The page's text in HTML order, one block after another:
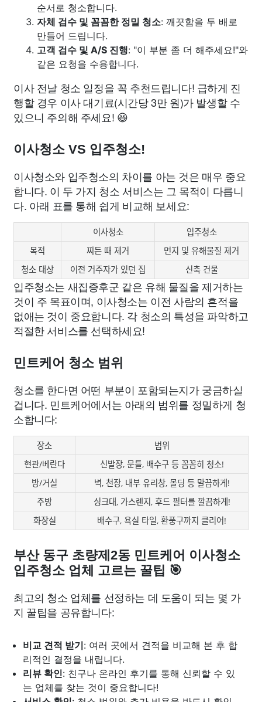
순서로 청소합니다.
자체 검수 및 꼼꼼한 정밀 청소: 깨끗함을 두 배로
만들어 드립니다.
고객 검수 및 A/S 진행: "이 부분 좀 더 해주세요!"와
같은 요청을 수용합니다.
이사 전날 청소 일정을 꼭 추천드립니다! 급하게 진
행할 경우 이사 대기료(시간당 3만 원)가 발생할 수
있으니 주의해 주세요! 😆
이사청소 VS 입주청소!
이사청소와 입주청소의 차이를 아는 것은 매우 중요
합니다. 이 두 가지 청소 서비스는 그 목적이 다릅니
다. 아래 표를 통해 쉽게 비교해 보세요:
이사청소
입주청소
목적
찌든 때 제거
먼지 및 유해물질 제거
청소 대상
이전 거주자가 있던 집 신축 건물
입주청소는 새집증후군 같은 유해 물질을 제거하는
것이 주 목표이며, 이사청소는 이전 사람의 흔적을
없애는 것이 중요합니다. 각 청소의 특성을 파악하고
적절한 서비스를 선택하세요!
민트케어 청소 범위
청소를 한다면 어떤 부분이 포함되는지가 궁금하실
겁니다. 민트케어에서는 아래의 범위를 정밀하게 청
소합니다:
장소
범위
현관/베란다
신발장, 문틀, 배수구 등 꼼꼼히 청소!
방/거실
벽, 천장, 내부 유리창, 몰딩 등 말끔하게!
주방
싱크대, 가스렌지, 후드 필터를 깔끔하게!
화장실
배수구, 욕실 타일, 환풍구까지 클리어!
부산 동구 초량제2동 민트케어 이사청소
입주청소 업체 고르는 꿀팁 🎯
최고의 청소 업체를 선정하는 데 도움이 되는 몇 가
지 꿀팁을 공유합니다:
비교 견적 받기: 여러 곳에서 견적을 비교해 본 후 합
리적인 결정을 내립니다.
리뷰 확인: 친구나 온라인 후기를 통해 신뢰할 수 있
는 업체를 찾는 것이 중요합니다!